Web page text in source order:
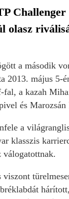
olasz
a második
2013. május 5-
fal, a kazah
és Marozsán
a
klasszis
válogatottnak.